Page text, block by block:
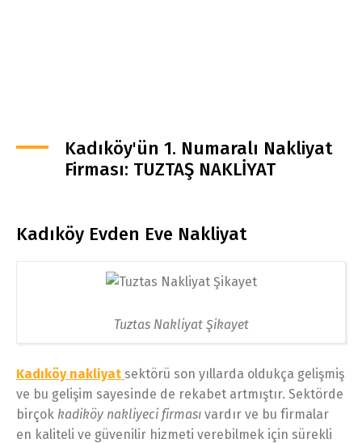
Kadıköy'ün 1. Numaralı Nakliyat
Firması: TUZTAŞ NAKLİYAT
Kadıköy Evden Eve Nakliyat
Tuztas Nakliyat Şikayet
Kadıköy nakliyat sektörü son yıllarda oldukça gelişmiş
ve bu gelişim sayesinde de rekabet artmıştır. Sektörde
birçok kadiköy nakliyeci firması vardır ve bu firmalar
en kaliteli ve güvenilir hizmeti verebilmek için sürekli